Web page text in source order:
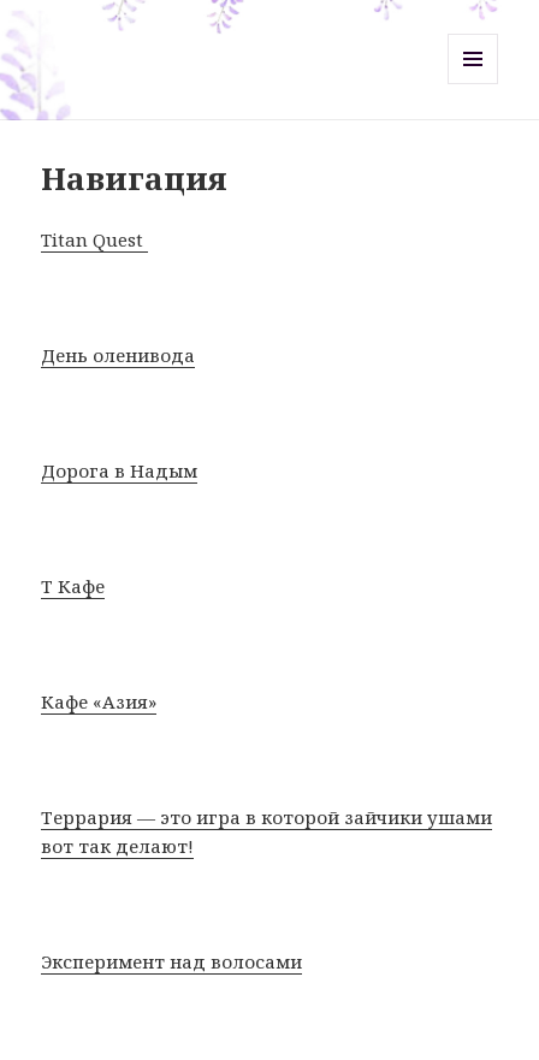
Навигация
Titan Quest
День оленивода
Дорога в Надым
Т Кафе
Кафе «Азия»
Террария — это игра в которой зайчики ушами
вот так делают!
Эксперимент над волосами